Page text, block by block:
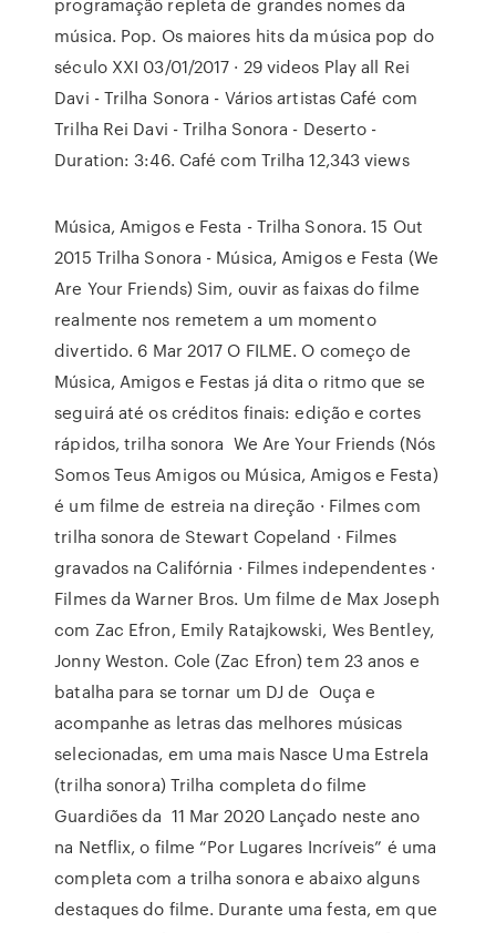
música. Pop. Os maiores hits da música pop do
século XXI 03/01/2017 · 29 videos Play all Rei
Davi - Trilha Sonora - Vários artistas Café com
Trilha Rei Davi - Trilha Sonora - Deserto -
Duration: 3:46. Café com Trilha 12,343 views
Música, Amigos e Festa - Trilha Sonora. 15 Out
2015 Trilha Sonora - Música, Amigos e Festa (We
Are Your Friends) Sim, ouvir as faixas do filme
realmente nos remetem a um momento
divertido. 6 Mar 2017 O FILME. O começo de
Música, Amigos e Festas já dita o ritmo que se
seguirá até os créditos finais: edição e cortes
rápidos, trilha sonora We Are Your Friends (Nós
Somos Teus Amigos ou Música, Amigos e Festa)
é um filme de estreia na direção · Filmes com
trilha sonora de Stewart Copeland · Filmes
gravados na Califórnia · Filmes independentes ·
Filmes da Warner Bros. Um filme de Max Joseph
com Zac Efron, Emily Ratajkowski, Wes Bentley,
Jonny Weston. Cole (Zac Efron) tem 23 anos e
batalha para se tornar um DJ de Ouça e
acompanhe as letras das melhores músicas
selecionadas, em uma mais Nasce Uma Estrela
(trilha sonora) Trilha completa do filme
Guardiões da 11 Mar 2020 Lançado neste ano
na Netflix, o filme “Por Lugares Incríveis” é uma
completa com a trilha sonora e abaixo alguns
destaques do filme. Durante uma festa, em que